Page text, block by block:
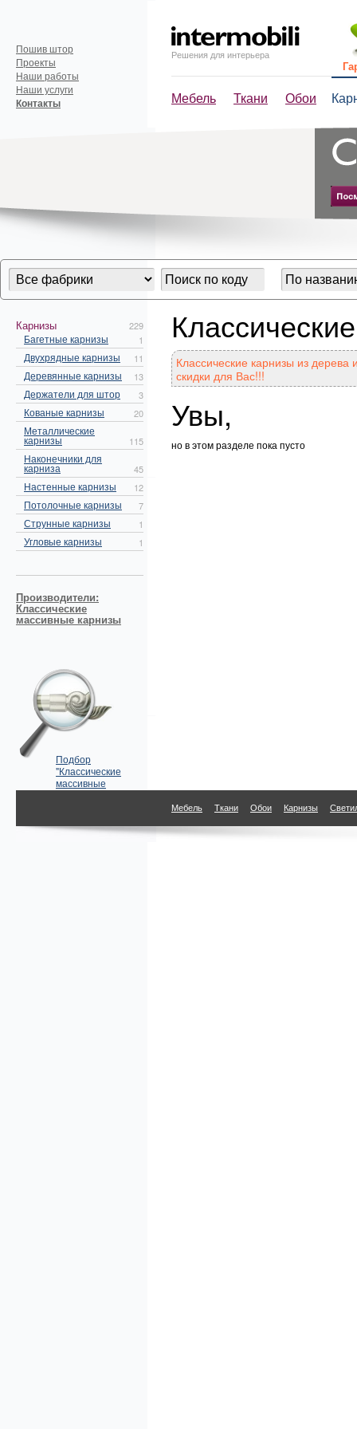
Решения для интерьера
Мебель Ткани Обои
Пошив штор
Проекты
Наши работы
Наши услуги
Контакты
Карнизы 229
Багетные карнизы 1
Двухрядные карнизы 11
Деревянные карнизы 13
Держатели для штор 3
Кованые карнизы 20
Металлические
карнизы 115
Наконечники для
карниза 45
Настенные карнизы 12
Потолочные карнизы 7
Струнные карнизы 1
Угловые карнизы 1
Производители:
Классические
массивные карнизы
Подбор
"Классические
массивные
карнизы" по
Классические карнизы из
скидки для Вас!!!
Увы,
но в этом разделе пока пусто
Мебель Ткани Обои Карнизы